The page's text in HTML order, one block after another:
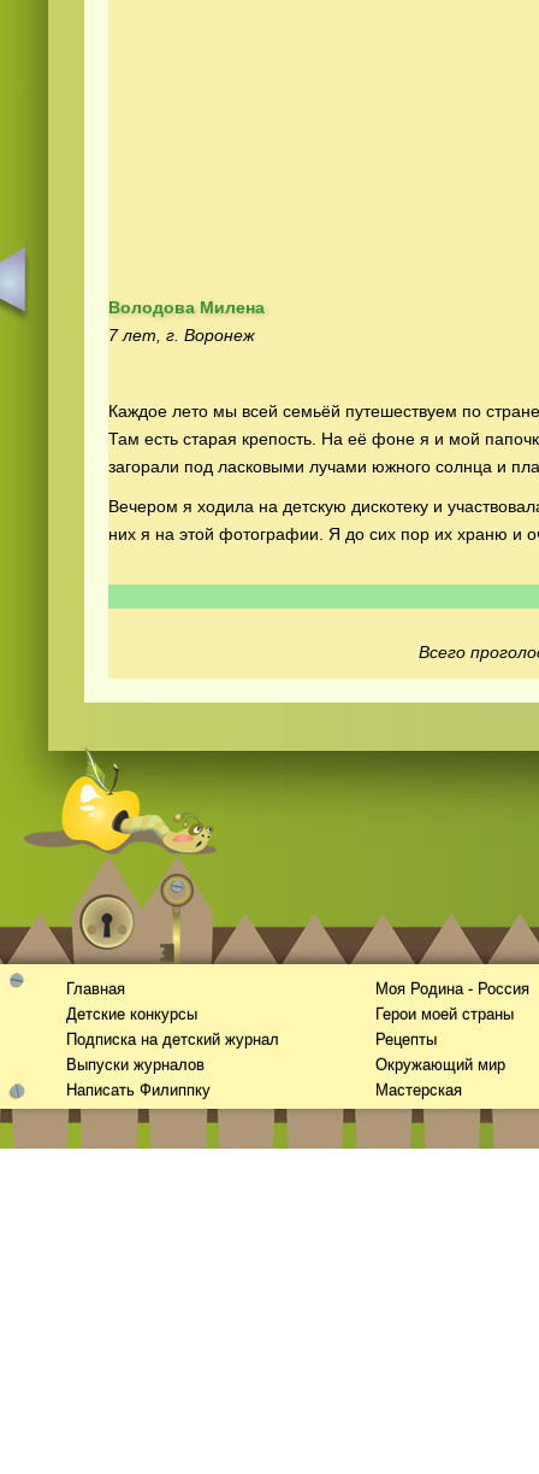
Володова Милена
7 лет, г. Воронеж
Каждое лето мы всей семьёй путешествуем по
Там есть старая крепость. На её фоне я и мой
загорали под ласковыми лучами южного солнца и
Вечером я ходила на детскую дискотеку и
них я на этой фотографии. Я до сих пор их храню и
Всего
Главная
Детские конкурсы
Подписка на детский журнал
Выпуски журналов
Написать Филиппку
Моя Родина - Россия
Герои моей страны
Рецепты
Окружающий мир
Мастерская
Смотреть видеоhdонлайн